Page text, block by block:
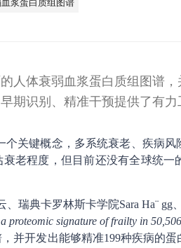
人体衰弱血浆蛋白质组图谱
期识别、精准干预提供了有力
个关键概念，多系统衰老、疾病
衰老程度，但目前还没有全球统
、瑞典卡罗林斯卡学院Sara Ha¨
proteomic signature of frailty in
并开发出能够精准199种疾病的